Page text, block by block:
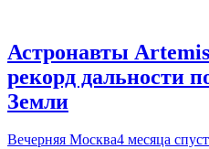
Астронавты
рекорд дальности
Земли
Вечерняя Москва4 месяца